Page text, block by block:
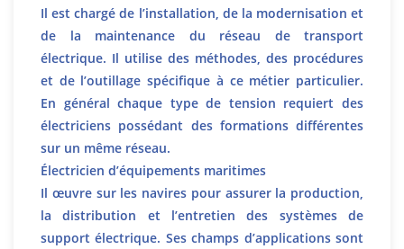
Il est chargé de l’installation, de la modernisation et
de la maintenance du réseau de transport
électrique. Il utilise des méthodes, des procédures
et de l’outillage spécifique à ce métier particulier.
En général chaque type de tension requiert des
électriciens possédant des formations différentes
sur un même réseau.
Électricien d’équipements maritimes
Il œuvre sur les navires pour assurer la production,
la distribution et l’entretien des systèmes de
support électrique. Ses champs d’applications sont